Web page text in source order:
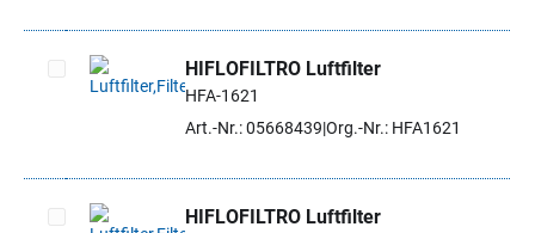
Artikel auswählen
HIFLOFILTRO Luftfilter
HFA-1621
Art.-Nr.: 05668439 Org.-Nr.: HFA1621
HIFLOFILTRO Luftfilter